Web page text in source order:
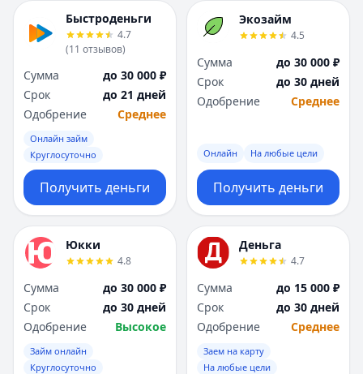
Быстроденьги
4.7
(11 отзывов)
Сумма
до 30 000 ₽
Срок
до 21 дней
Одобрение
Среднее
Онлайн займ
Круглосуточно
Получить деньги
Экозайм
4.5
Сумма
до 30 000 ₽
Срок
до 30 дней
Одобрение
Среднее
Онлайн На любые цели
Получить деньги
Юкки
4.8
Сумма
до 30 000 ₽
Срок
до 30 дней
Одобрение
Высокое
Займ онлайн
Круглосуточно
Деньга
4.7
Сумма
до 15 000 ₽
Срок
до 30 дней
Одобрение
Среднее
Заем на карту
На любые цели